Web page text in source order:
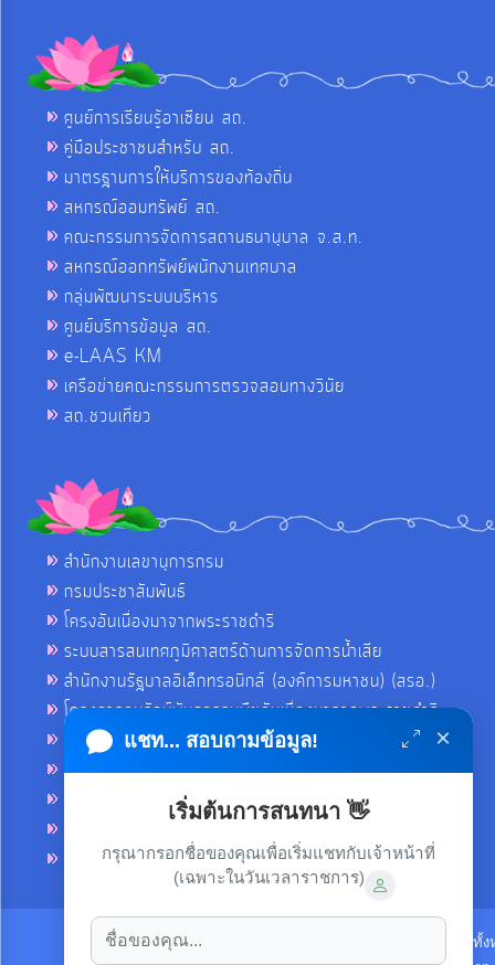
ศูนย์การเรียนรู้อาเซียน สถ.
คู่มือประชาชนสำหรับ สถ.
มาตรฐานการให้บริการของท้องถิ่น
สหกรณ์ออมทรัพย์ สถ.
คณะกรรมการจัดการสถานธนานุบาล จ.ส.ท.
สหกรณ์ออกทรัพย์พนักงานเทศบาล
กลุ่มพัฒนาระบบบริหาร
ศูนย์บริการข้อมูล สถ.
e-LAAS KM
เครือข่ายคณะกรรมการตรวจสอบทางวินัย
สถ.ชวนเที่ยว
สำนักงานเลขานุการกรม
กรมประชาสัมพันธ์
โครงอันเนื่องมาจากพระราชดำริ
ระบบสารสนเทศภูมิศาสตร์ด้านการจัดการน้ำเสีย
สำนักงานรัฐบาลอิเล็กทรอนิกส์ (องค์การมหาชน) (สรอ.)
โครงการอนุรักษ์พันธุกรรมพืชอันเนื่องมาจากพระราชดำริ
คลังข่าวมหาไทย
คู่มือตาม พ.ร.บ.อำนวยความสดวกฯ
ฐานข้อมูลหน่วยงานภาครัฐ (INFO)
ศูนย์อำนวยการบริหารจังหวัดชายแดนภาคใต้ ศอ.บต.
ลิขสิทธิ์ © 2021-2022 เทศบาลตำบลขามใหญ่ ขอสงวนไว้ซึ่งสิทธิทั้
แชท... สอบถามข้อมูล! ×
เริ่มต้นการสนทนา 👋
กรุณากรอกชื่อของคุณเพื่อเริ่มแชทกับเจ้าหน้าที่
(เฉพาะในวันเวลาราชการ)